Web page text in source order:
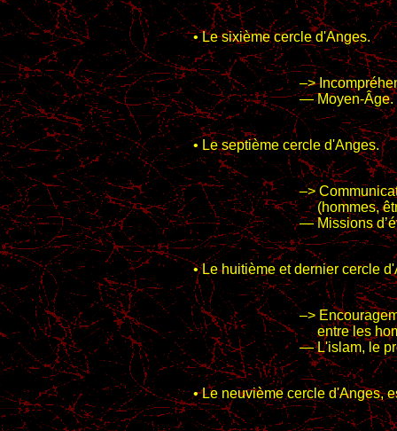
• Le sixième cercle d'Anges.
–>
— Moyen-Âge.
• Le septième cercle d'Anges.
–>
(hommes,
— Missions
• Le huitième et dernier cercle
–>
entre les
— L'islam, le
• Le neuvième cercle d'Anges,